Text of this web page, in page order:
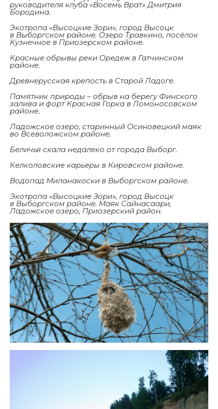
руководителя клуба «Восемь Врат» Дмитрия
Бородина.
Экотропа «Высоцкие Зори», город Высоцк
в Выборгском районе. Озеро Травкино, посёлок
Кузнечное в Приозерском районе.
Красные обрывы реки Оредеж в Гатчинском
районе.
Древнерусская крепость в Старой Ладоге.
Памятник природы – обрыв на берегу Финского
залива и форт Красная Горка в Ломоносовском
районе.
Ладожское озеро, старинный Осиновецкий маяк
во Всеволожском районе.
Беличья скала недалеко от города Выборг.
Келколовские карьеры в Кировском районе.
Водопад Миланакоски в Выборгском районе.
Экотропа «Высоцкие Зори», город Высоцк
в Выборгском районе. Маяк Сайнасаари,
Ладожское озеро, Приозерский район.